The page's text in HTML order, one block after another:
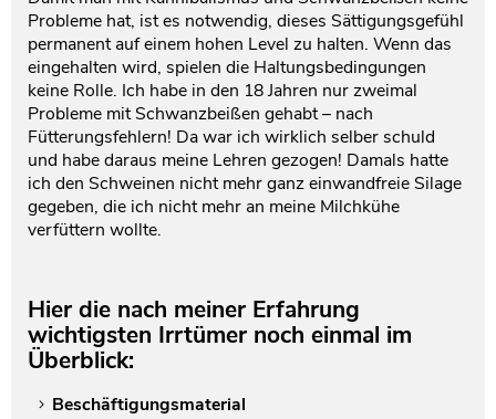
Probleme hat, ist es notwendig, dieses Sättigungsgefühl
permanent auf einem hohen Level zu halten. Wenn das
eingehalten wird, spielen die Haltungsbedingungen
keine Rolle. Ich habe in den 18 Jahren nur zweimal
Probleme mit Schwanzbeißen gehabt – nach
Fütterungsfehlern! Da war ich wirklich selber schuld
und habe daraus meine Lehren gezogen! Damals hatte
ich den Schweinen nicht mehr ganz einwandfreie Silage
gegeben, die ich nicht mehr an meine Milchkühe
verfüttern wollte.
Hier die nach meiner Erfahrung
wichtigsten Irrtümer noch einmal im
Überblick:
Beschäftigungsmaterial